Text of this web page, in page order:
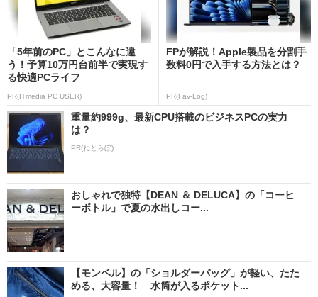
「5年前のPC」とこんなに違
う！予算10万円台前半で実現す
る快適PCライフ
PR(ITmedia PC USER)
FPが解説！Apple製品を分割手
数料0円で入手する方法とは？
PR(Fav-Log)
重量約999g、最新CPU搭載のビジネスPCの実力
は？
PR(ねとらぼ)
おしゃれで独特【DEAN ＆ DELUCA】の「コーヒ
ーボトル」で夏の水出しコー...
【モンベル】の「ショルダーバッグ」が軽い、たた
める、大容量！ 水筒が入るポケット...